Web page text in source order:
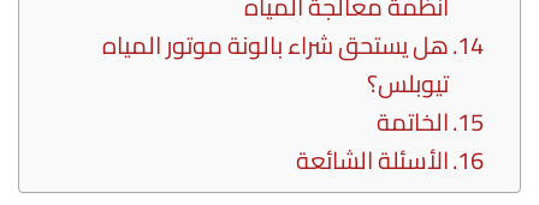
هل يستحق شراء بالونة موتور المياه
تيوبلس؟
الخاتمة
الأسئلة الشائعة